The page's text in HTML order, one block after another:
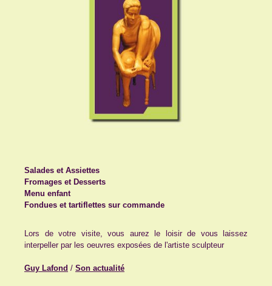
Salades et Assiettes
Fromages et Desserts
Menu enfant
Fondues et tartiflettes sur commande
Lors de votre visite, vous aurez le loisir de vous laissez
interpeller par les oeuvres exposées de l'artiste sculpteur
Guy Lafond / Son actualité